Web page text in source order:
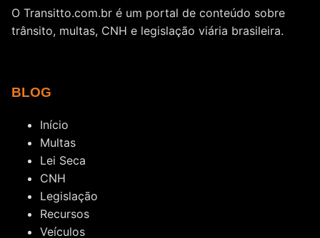
O Transitto.com.br é um portal de conteúdo sobre
trânsito, multas, CNH e legislação viária brasileira.
BLOG
Início
Multas
Lei Seca
CNH
Legislação
Recursos
Veículos